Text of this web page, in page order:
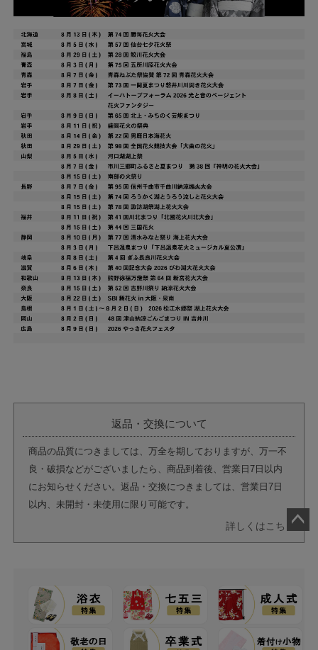
返品・交換について
商品の品質につきましては、万全を期しておりますが、万一不
良・破損などがございましたら、商品到着後、営業日7日以内
にお知らせください。返品・交換につきましては、営業日7日
以内、未開封・未使用に限り可能です。
詳しくはこちら